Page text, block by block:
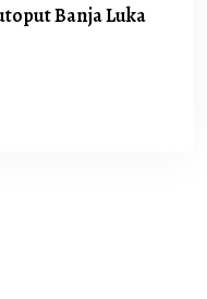
Banja Luka